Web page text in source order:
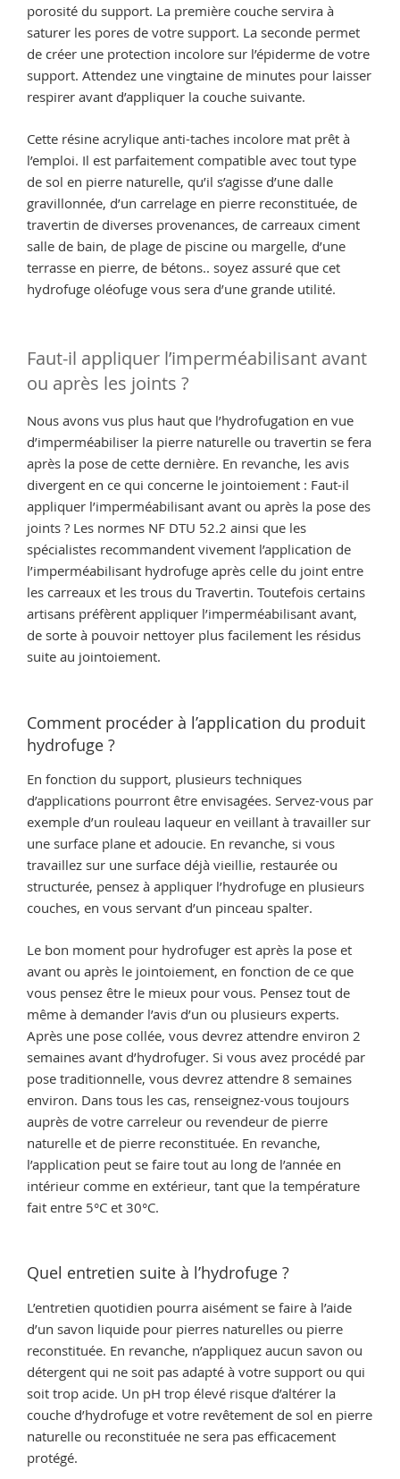
porosité du support. La première couche servira à
saturer les pores de votre support. La seconde permet
de créer une protection incolore sur l’épiderme de votre
support. Attendez une vingtaine de minutes pour laisser
respirer avant d’appliquer la couche suivante.
Cette résine acrylique anti-taches incolore mat prêt à
l’emploi. Il est parfaitement compatible avec tout type
de sol en pierre naturelle, qu’il s’agisse d’une dalle
gravillonnée, d’un carrelage en pierre reconstituée, de
travertin de diverses provenances, de carreaux ciment
salle de bain, de plage de piscine ou margelle, d’une
terrasse en pierre, de bétons.. soyez assuré que cet
hydrofuge oléofuge vous sera d’une grande utilité.
Faut-il appliquer l’imperméabilisant avant
ou après les joints ?
Nous avons vus plus haut que l’hydrofugation en vue
d’imperméabiliser la pierre naturelle ou travertin se fera
après la pose de cette dernière. En revanche, les avis
divergent en ce qui concerne le jointoiement : Faut-il
appliquer l’imperméabilisant avant ou après la pose des
joints ? Les normes NF DTU 52.2 ainsi que les
spécialistes recommandent vivement l’application de
l’imperméabilisant hydrofuge après celle du joint entre
les carreaux et les trous du Travertin. Toutefois certains
artisans préfèrent appliquer l’imperméabilisant avant,
de sorte à pouvoir nettoyer plus facilement les résidus
suite au jointoiement.
Comment procéder à l’application du produit
hydrofuge ?
En fonction du support, plusieurs techniques
d’applications pourront être envisagées. Servez-vous par
exemple d’un rouleau laqueur en veillant à travailler sur
une surface plane et adoucie. En revanche, si vous
travaillez sur une surface déjà vieillie, restaurée ou
structurée, pensez à appliquer l’hydrofuge en plusieurs
couches, en vous servant d’un pinceau spalter.
Le bon moment pour hydrofuger est après la pose et
avant ou après le jointoiement, en fonction de ce que
vous pensez être le mieux pour vous. Pensez tout de
même à demander l’avis d’un ou plusieurs experts.
Après une pose collée, vous devrez attendre environ 2
semaines avant d’hydrofuger. Si vous avez procédé par
pose traditionnelle, vous devrez attendre 8 semaines
environ. Dans tous les cas, renseignez-vous toujours
auprès de votre carreleur ou revendeur de pierre
naturelle et de pierre reconstituée. En revanche,
l’application peut se faire tout au long de l’année en
intérieur comme en extérieur, tant que la température
fait entre 5°C et 30°C.
Quel entretien suite à l’hydrofuge ?
L’entretien quotidien pourra aisément se faire à l’aide
d’un savon liquide pour pierres naturelles ou pierre
reconstituée. En revanche, n’appliquez aucun savon ou
détergent qui ne soit pas adapté à votre support ou qui
soit trop acide. Un pH trop élevé risque d’altérer la
couche d’hydrofuge et votre revêtement de sol en pierre
naturelle ou reconstituée ne sera pas efficacement
protégé.